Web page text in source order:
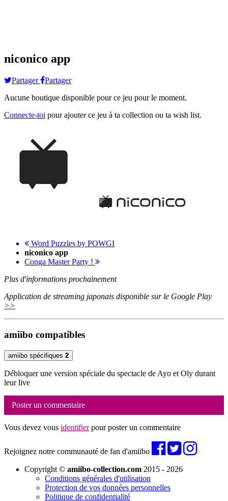
niconico app
Partager
Partager
Aucune boutique disponible pour ce jeu pour le moment.
Connecte-toi pour ajouter ce jeu à ta collection ou ta wish list.
Word Puzzles by POWGI
niconico app
Conga Master Party !
Plus d'informations prochainement
Application de streaming japonais disponible sur le Google Play
>>
amiibo compatibles
amiibo spécifiques 2
Débloquer une version spéciale du spectacle de Ayo et Oly durant
leur live
Poster un commentaire
Vous devez vous identifierpour poster un commentaire
Rejoignez notre communauté de fan d'amiibo
Copyright © amiibo-collection.com 2015 - 2026
Conditions générales d'utilisation
Protection de vos données personnelles
Politique de confidentialité